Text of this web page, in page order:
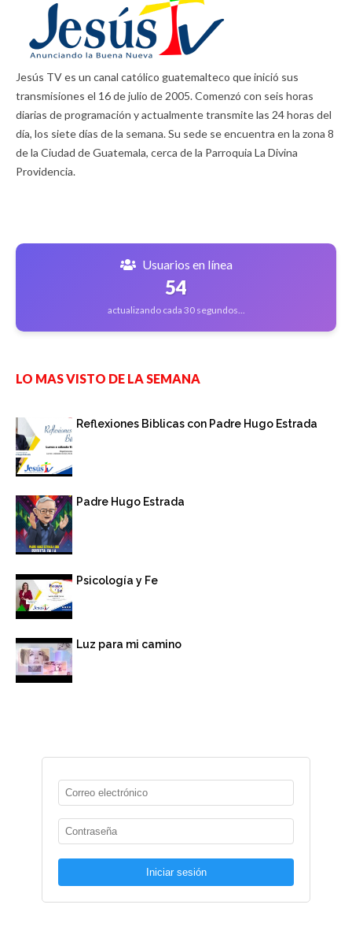
Jesús TV es un canal católico guatemalteco que inició sus
transmisiones el 16 de julio de 2005. Comenzó con seis horas
diarias de programación y actualmente transmite las 24 horas del
día, los siete días de la semana. Su sede se encuentra en la zona 8
de la Ciudad de Guatemala, cerca de la Parroquia La Divina
Providencia.
Usuarios en línea
54
actualizando cada 30 segundos...
LO MAS VISTO DE LA SEMANA
Reflexiones Biblicas con Padre Hugo Estrada
Padre Hugo Estrada
Psicología y Fe
Luz para mi camino
Iniciar sesión